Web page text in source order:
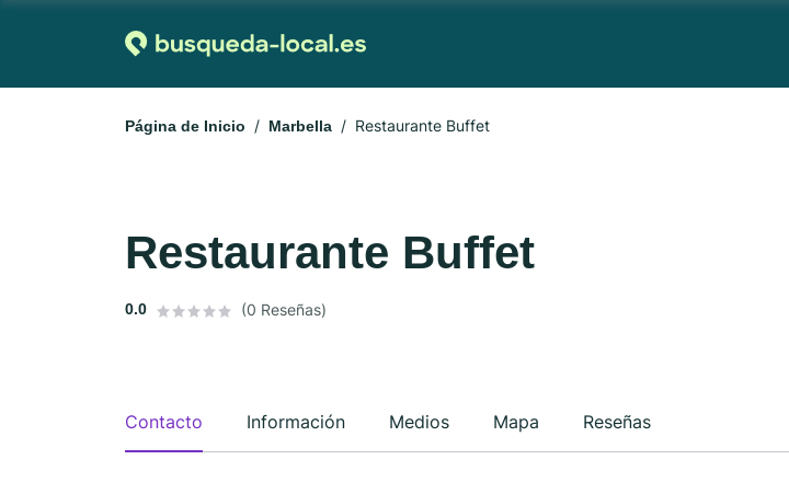
Página de Inicio Marbella Restaurante Buffet
Restaurante Buffet
0.0 (0 Reseñas)
Contacto Información Medios Mapa Reseñas